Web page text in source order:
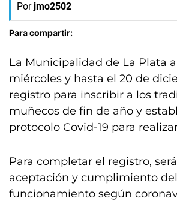
Por jmo2502
Para compartir:
La Municipalidad de La Plata
miércoles y hasta el 20 de
registro para inscribir a los
muñecos de fin de año y
protocolo Covid-19 para
Para completar el registro,
aceptación y cumplimiento
funcionamiento según